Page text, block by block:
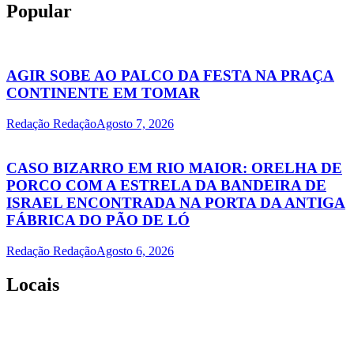
Popular
AGIR SOBE AO PALCO DA FESTA NA PRAÇA
CONTINENTE EM TOMAR
Redação RedaçãoAgosto 7, 2026
CASO BIZARRO EM RIO MAIOR: ORELHA DE
PORCO COM A ESTRELA DA BANDEIRA DE
ISRAEL ENCONTRADA NA PORTA DA ANTIGA
FÁBRICA DO PÃO DE LÓ
Redação RedaçãoAgosto 6, 2026
Locais